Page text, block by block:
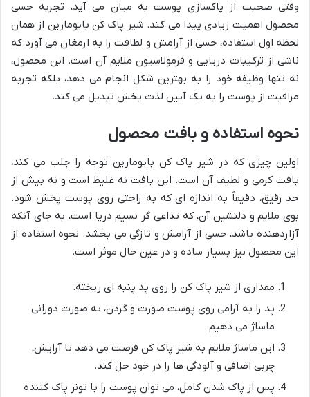
وقتی صحبت از پاکسازی پوست به میان می آید، تجربه حسی
محصول اهمیت زیادی پیدا می کند. شیر پاک کن بایومارین از همان
لحظه اول استفاده، حسی از آرامش و لطافت را به ارمغان می آورد که
ناشی از ترکیبات دریایی و فرمولاسیون ملایم آن است. این محصول،
نه تنها وظیفه خود را به بهترین شکل انجام می دهد، بلکه تجربه
مراقبت از پوست را به یک آیین لذت بخش تبدیل می کند.
نحوه استفاده و بافت محصول
اولین چیزی که در شیر پاک کن بایومارین توجه را جلب می کند،
بافت کرمی و لطیف آن است. این بافت نه غلیظ است و نه بیش از
حد رقیق، دقیقاً به اندازه ای که به راحتی روی پوست پخش شود.
بوی ملایم و دلنشین آن، که تداعی گر نسیم دریا است، به جای آنکه
آزاردهنده باشد، حسی از آرامش و تازگی می بخشد. نحوه استفاده از
این محصول نیز بسیار ساده و در عین حال موثر است.
مقداری از شیر پاک کن را روی پد پنبه ای ریخته.
پد را به آرامی روی پوست صورت و گردن، به صورت دورانی
ماساژ می دهیم.
این ماساژ ملایم به شیر پاک کن فرصت می دهد تا آرایش،
چربی اضافی و آلودگی ها را در خود حل کند.
پس از پاک شدن کامل، می توان پوست را با تونر پاک کننده